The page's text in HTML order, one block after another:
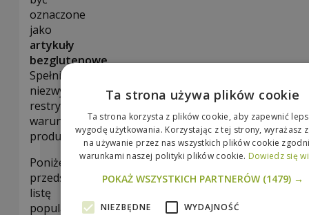
oznaczone
jako
artykuły
bezglutenowe.
Spełniają
niezwykle
restrykcyjne
warunki
produkcyjne.
Poniżej
przedstawimy
listę
popularnych
Ta strona używa plików cookie
Ta strona korzysta z plików cookie, aby zapewnić
wygodę użytkowania. Korzystając z tej strony, wyrażasz
na używanie przez nas wszystkich plików cookie
warunkami naszej polityki plików cookie. Dowiedz się
POKAŻ WSZYSTKICH PARTNERÓW (1479) →
NIEZBĘDNE WYDAJNOŚĆ